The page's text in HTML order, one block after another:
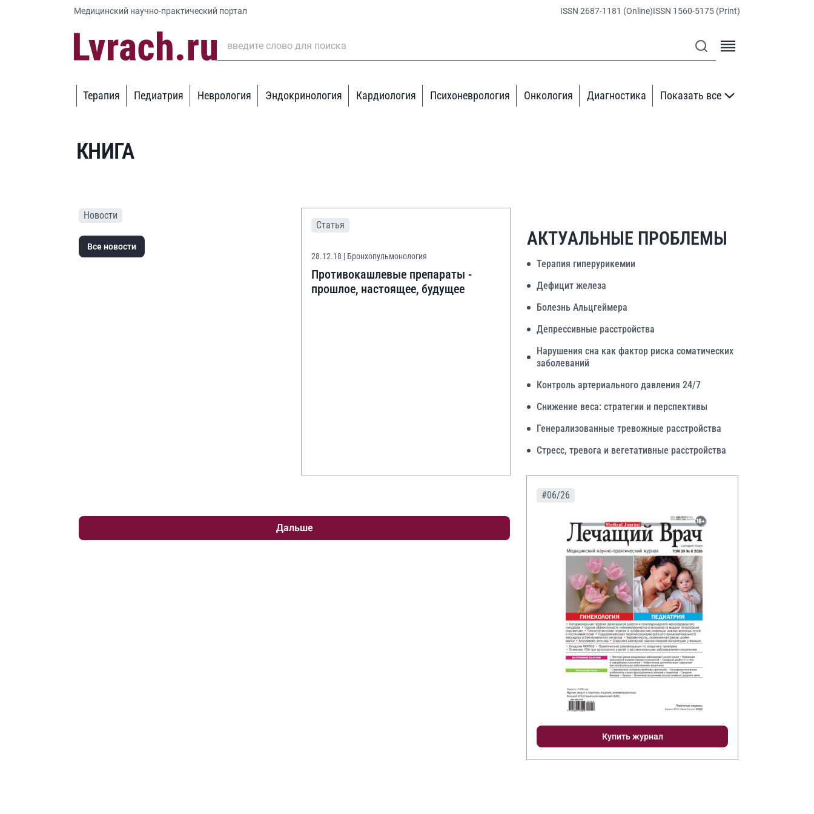
Медицинский научно-практический портал ISSN 2687-1181 (Online)ISSN 1560-5175 (Print)
Терапия Педиатрия Неврология Эндокринология Кардиология Психоневрология Онкология Диагностика Показать все
КНИГА
Новости
Все новости
Статья
28.12.18 | Бронхопульмонология
Противокашлевые препараты -
прошлое, настоящее, будущее
Дальше
АКТУАЛЬНЫЕ ПРОБЛЕМЫ
Терапия гиперурикемии
Дефицит железа
Болезнь Альцгеймера
Депрессивные расстройства
Нарушения сна как фактор риска соматических
заболеваний
Контроль артериального давления 24/7
Снижение веса: стратегии и перспективы
Генерализованные тревожные расстройства
Стресс, тревога и вегетативные расстройства
#06/26
Купить журнал